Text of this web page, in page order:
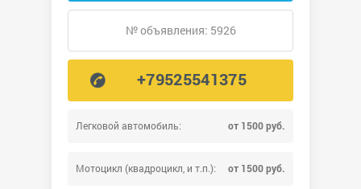
Легковой автомобиль: от 1500 руб.
Мотоцикл (квадроцикл, и т.п.): от 1500 руб.
№ объявления: 5926
+79525541375